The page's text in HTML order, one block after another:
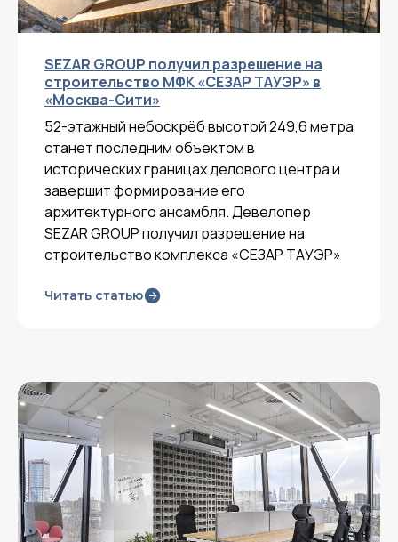
SEZAR GROUP получил разрешение на
строительство МФК «СЕЗАР ТАУЭР» в
«Москва-Сити»
52-этажный небоскрёб высотой 249,6 метра
станет последним объектом в
исторических границах делового центра и
завершит формирование его
архитектурного ансамбля. Девелопер
SEZAR GROUP получил разрешение на
строительство комплекса «СЕЗАР ТАУЭР»
Читать статью